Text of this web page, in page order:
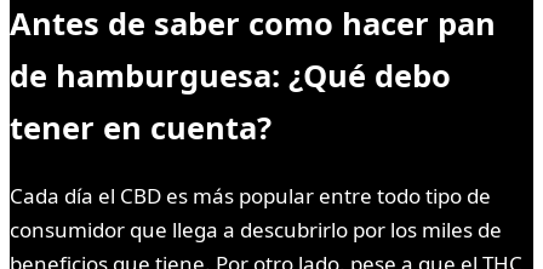
Antes de saber como hacer pan
de hamburguesa: ¿Qué debo
tener en cuenta?
Cada día el CBD es más popular entre todo tipo de
consumidor que llega a descubrirlo por los miles de
beneficios que tiene. Por otro lado, pese a que el THC